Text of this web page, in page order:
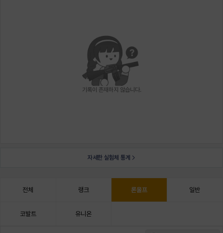
기록이 존재하지 않습니다.
자세한 실험체 통계
전체 랭크 론울프 일반
코발트 유니온